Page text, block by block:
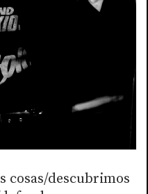
cosas/descubrimos